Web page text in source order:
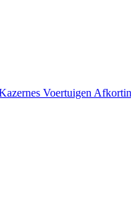
Voertuigen